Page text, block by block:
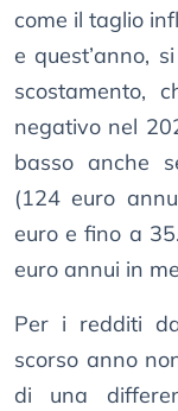
come il taglio
e quest’anno,
scostamento,
negativo nel
basso anche
(124 euro
euro e fino a
euro annui in
Per i redditi
scorso anno
di una